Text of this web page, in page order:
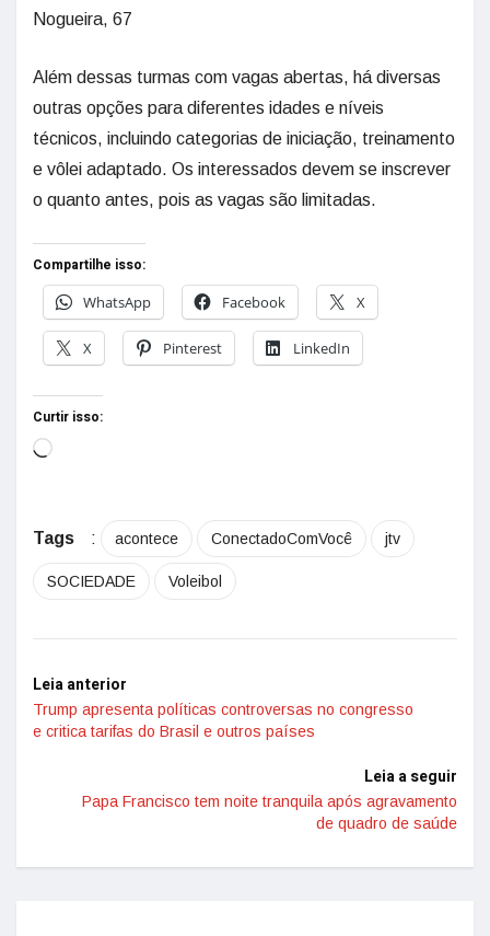
Nogueira, 67
Além dessas turmas com vagas abertas, há diversas
outras opções para diferentes idades e níveis
técnicos, incluindo categorias de iniciação, treinamento
e vôlei adaptado. Os interessados devem se inscrever
o quanto antes, pois as vagas são limitadas.
Compartilhe isso:
WhatsApp
Facebook X
X Pinterest LinkedIn
Curtir isso:
Tags : acontece ConectadoComVocê jtv
SOCIEDADE Voleibol
Leia anterior
Trump apresenta políticas controversas no congresso
e critica tarifas do Brasil e outros países
Leia a seguir
Papa Francisco tem noite tranquila após agravamento
de quadro de saúde